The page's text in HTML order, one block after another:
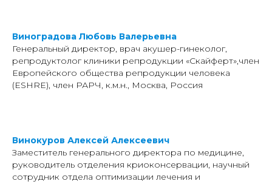
Виноградова Любовь Валерьевна
Генеральный директор, врач акушер-гинеколог,
репродуктолог клиники репродукции «Скайферт»,член
Европейского общества репродукции человека
(ESHRE), член РАРЧ, к.м.н., Москва, Россия
Винокуров Алексей Алексеевич
Заместитель генерального директора по медицине,
руководитель отделения криоконсервации, научный
сотрудник отдела оптимизации лечения и